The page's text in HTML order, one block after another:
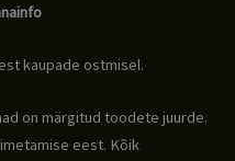
kaupade ostmisel.
on märgitud toodete juurde.
eest. Kõik